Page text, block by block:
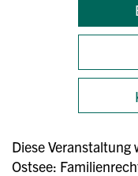
Diese Veranstaltung
Ostsee: